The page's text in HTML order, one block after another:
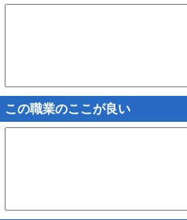
この職業のここが良い